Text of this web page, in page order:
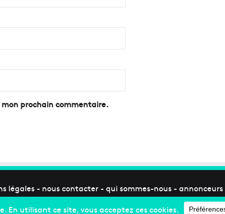
prochain commentaire.
légales - nous contacter - qui sommes-nous - annonceurs